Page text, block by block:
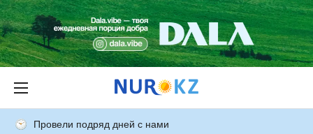
Провели подряд дней с нами